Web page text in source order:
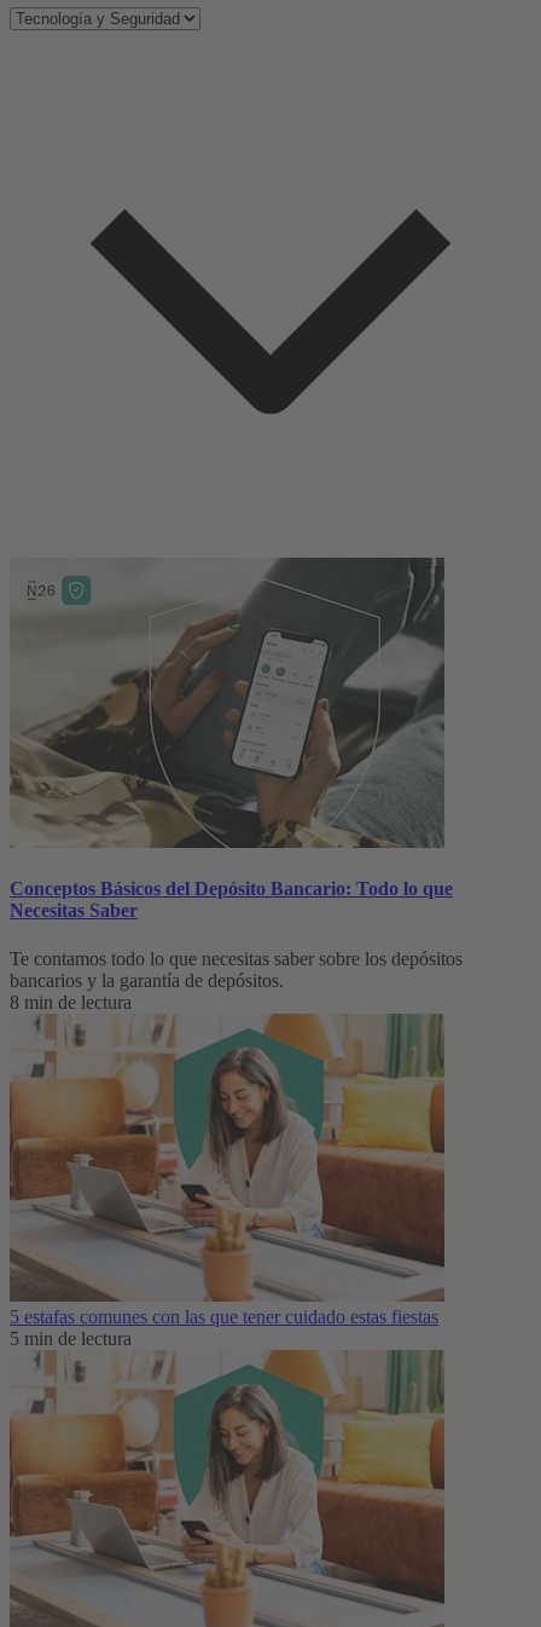
Conceptos Básicos del Depósito Bancario: Todo lo que
Necesitas Saber
Te contamos todo lo que necesitas saber sobre los depósitos
bancarios y la garantía de depósitos.
8 min de lectura
5 estafas comunes con las que tener cuidado estas fiestas
5 min de lectura